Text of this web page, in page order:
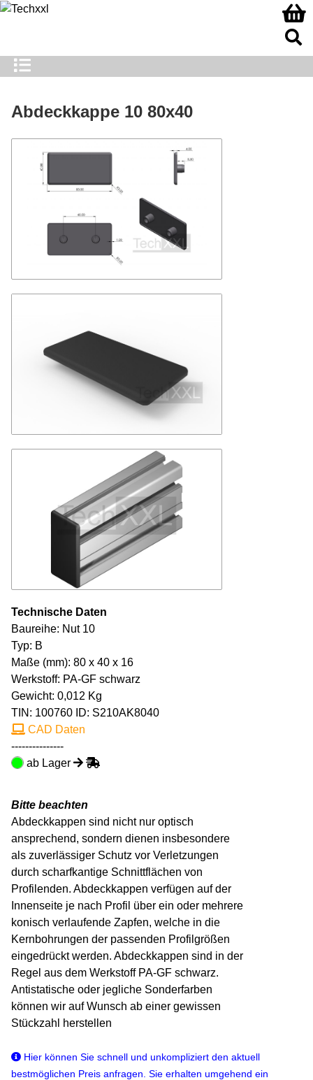
Abdeckkappe 10 80x40
Technische Daten
Baureihe: Nut 10
Typ: B
Maße (mm): 80 x 40 x 16
Werkstoff: PA-GF schwarz
Gewicht: 0,012 Kg
TIN: 100760 ID: S210AK8040
CAD Daten
---------------
ab Lager
Bitte beachten
Abdeckkappen sind nicht nur optisch
ansprechend, sondern dienen insbesondere
als zuverlässiger Schutz vor Verletzungen
durch scharfkantige Schnittflächen von
Profilenden. Abdeckkappen verfügen auf der
Innenseite je nach Profil über ein oder mehrere
konisch verlaufende Zapfen, welche in die
Kernbohrungen der passenden Profilgrößen
eingedrückt werden. Abdeckkappen sind in der
Regel aus dem Werkstoff PA-GF schwarz.
Antistatische oder jegliche Sonderfarben
können wir auf Wunsch ab einer gewissen
Stückzahl herstellen
Hier können Sie schnell und unkompliziert den aktuell
bestmöglichen Preis anfragen. Sie erhalten umgehend ein